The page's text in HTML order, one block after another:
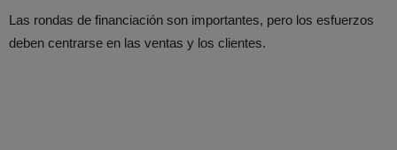
Las rondas de financiación son importantes, pero los esfuerzos
deben centrarse en las ventas y los clientes.